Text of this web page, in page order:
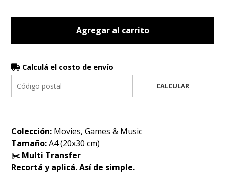
Agregar al carrito
Calculá el costo de envío
CALCULAR
Colección: Movies, Games & Music
Tamaño:A4 (20x30 cm)
✂️ Multi Transfer
Recortá y aplicá. Así de simple.